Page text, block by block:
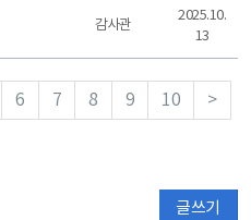
감사관
2025.10.
13
6 7 8 9 10
>
글쓰기